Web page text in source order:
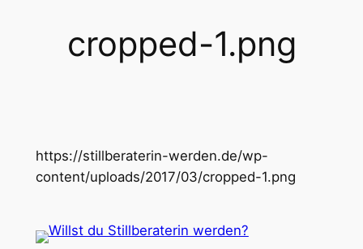
cropped-1.png
https://stillberaterin-werden.de/wp-
content/uploads/2017/03/cropped-1.png